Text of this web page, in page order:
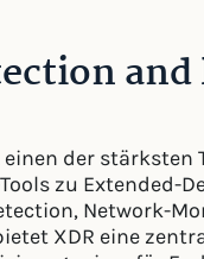
and
der
zu Extended-
Network-
XDR eine